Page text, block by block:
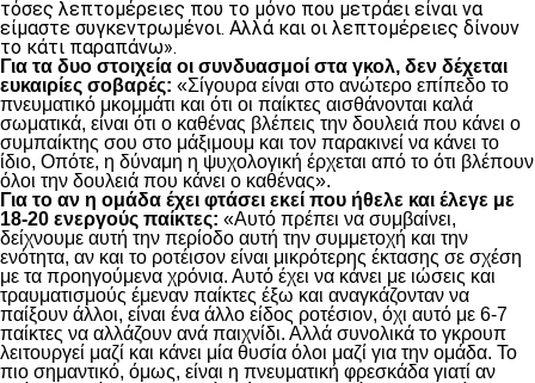
τόσες λεπτομέρειες που το μόνο που μετράει είναι να
είμαστε συγκεντρωμένοι. Αλλά και οι λεπτομέρειες δίνουν
το κάτι παραπάνω».
Για τα δυο στοιχεία οι συνδυασμοί στα γκολ, δεν δέχεται
ευκαιρίες σοβαρές: «Σίγουρα είναι στο ανώτερο επίπεδο το
πνευματικό μκομμάτι και ότι οι παίκτες αισθάνονται καλά
σωματικά, είναι ότι ο καθένας βλέπεις την δουλειά που κάνει ο
συμπαίκτης σου στο μάξιμουμ και τον παρακινεί να κάνει το
ίδιο, Οπότε, η δύναμη η ψυχολογική έρχεται από το ότι βλέπουν
όλοι την δουλειά που κάνει ο καθένας».
Για το αν η ομάδα έχει φτάσει εκεί που ήθελε και έλεγε με
18-20 ενεργούς παίκτες: «Αυτό πρέπει να συμβαίνει,
δείχνουμε αυτή την περίοδο αυτή την συμμετοχή και την
ενότητα, αν και το ροτέισον είναι μικρότερης έκτασης σε σχέση
με τα προηγούμενα χρόνια. Αυτό έχει να κάνει με ιώσεις και
τραυματισμούς έμεναν παίκτες έξω και αναγκάζονταν να
παίξουν άλλοι, είναι ένα άλλο είδος ροτέσιον, όχι αυτό με 6-7
παίκτες να αλλάζουν ανά παιχνίδι. Αλλά συνολικά το γκρουπ
λειτουργεί μαζί και κάνει μία θυσία όλοι μαζί για την ομάδα. Το
πιο σημαντικό, όμως, είναι η πνευματική φρεσκάδα γιατί αν